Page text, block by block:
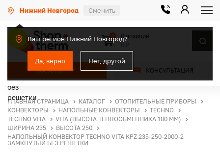
Нижний Новгород Сменить
Ваш регион Нижний Новгород?
Да, верно Нет, другой
КАТАЛОГ КОНСУЛЬТАЦИЯ
0
0 позиций
ГЛАВНАЯ СТРАНИЦА КАТАЛОГ
ОТОПИТЕЛЬНЫЕ ПРИБОРЫ
КОНВЕКТОРЫ
НАПОЛЬНЫЕ КОНВЕКТОРЫ
TECHNO
TECHNO VITA
VITA (ВЫСОТА ТЕПЛООБМЕННИКА 100 ММ)
ШИРИНА 235
ВЫСОТА 250
НАПОЛЬНЫЙ КОНВЕКТОР TECHNO VITA KPZ 235-250-2000-2
ЗАМКНУТЫЙ БЕЗ РЕШЕТКИ